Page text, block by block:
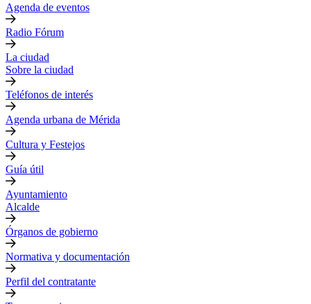
Agenda de eventos
Radio Fórum
La ciudad
Sobre la ciudad
Teléfonos de interés
Agenda urbana de Mérida
Cultura y Festejos
Guía útil
Ayuntamiento
Alcalde
Órganos de gobierno
Normativa y documentación
Perfil del contratante